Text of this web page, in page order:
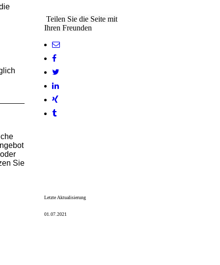
Sie
Teilen Sie die Seite mit
Ihren Freunden
Letzte Aktualisierung
01.07.2021